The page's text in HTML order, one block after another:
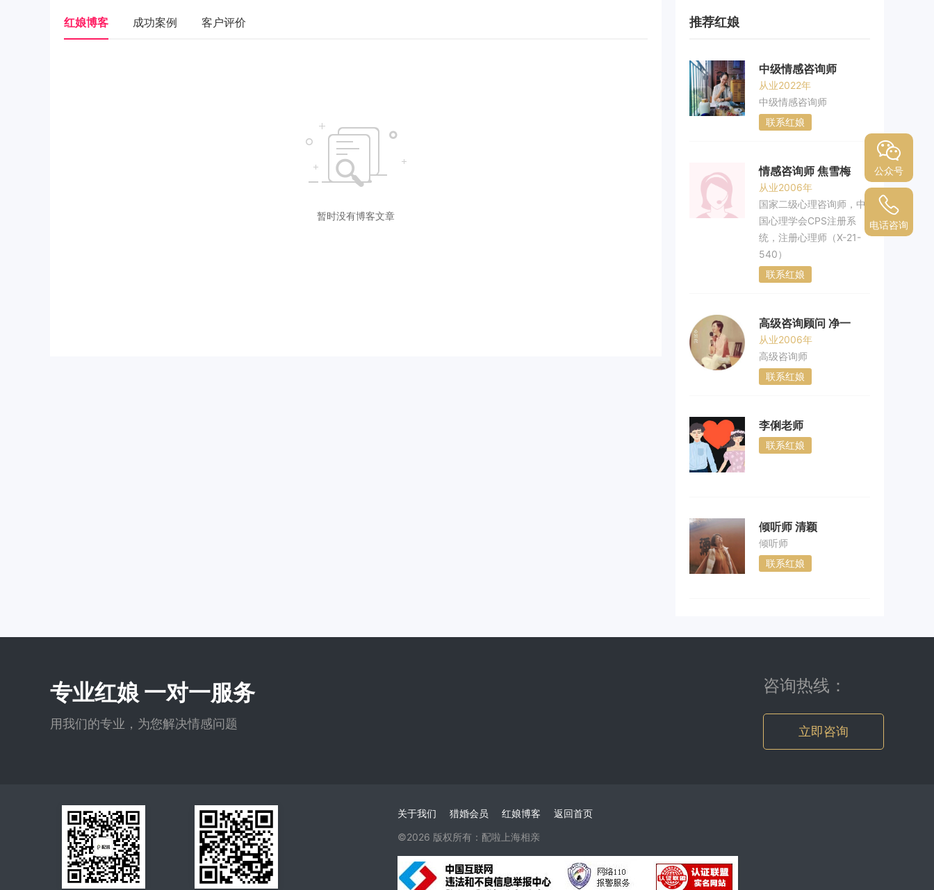
红娘博客 成功案例 客户评价
暂时没有博客文章
推荐红娘
中级情感咨询师
从业2022年
中级情感咨询师
联系红娘
情感咨询师 焦雪梅
从业2006年
国家二级心理咨询师，中
国心理学会CPS注册系
统，注册心理师（X-21-
540）
联系红娘
高级咨询顾问 净一
从业2006年
高级咨询师
联系红娘
李俐老师
联系红娘
倾听师 清颖
倾听师
联系红娘
专业红娘 一对一服务
用我们的专业，为您解决情感问题
咨询热线：
立即咨询
关于我们 猎婚会员 红娘博客
返回首页
©2026 版权所有：配啦上海相亲
公众号
电话咨询